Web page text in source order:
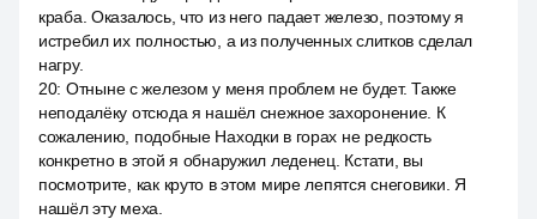
краба. Оказалось, что из него падает железо, поэтому я
истребил их полностью, а из полученных слитков сделал
нагру.
20: Отныне с железом у меня проблем не будет. Также
неподалёку отсюда я нашёл снежное захоронение. К
сожалению, подобные Находки в горах не редкость
конкретно в этой я обнаружил леденец. Кстати, вы
посмотрите, как круто в этом мире лепятся снеговики. Я
нашёл эту меха.